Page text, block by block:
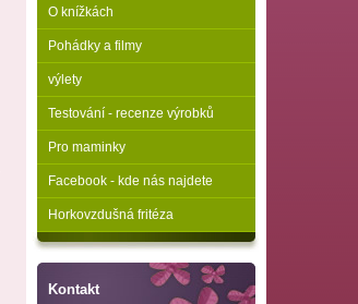
O knížkách
Pohádky a filmy
výlety
Testování - recenze výrobků
Pro maminky
Facebook - kde nás najdete
Horkovzdušná fritéza
Kontakt